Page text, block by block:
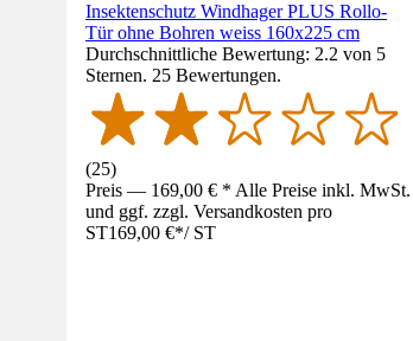
Insektenschutz Windhager PLUS Rollo-
Tür ohne Bohren weiss 160x225 cm
Durchschnittliche Bewertung: 2.2 von 5
Sternen. 25 Bewertungen.
(25)
Preis — 169,00 € * Alle Preise inkl. MwSt.
und ggf. zzgl. Versandkosten pro
ST169,00 €*/ ST